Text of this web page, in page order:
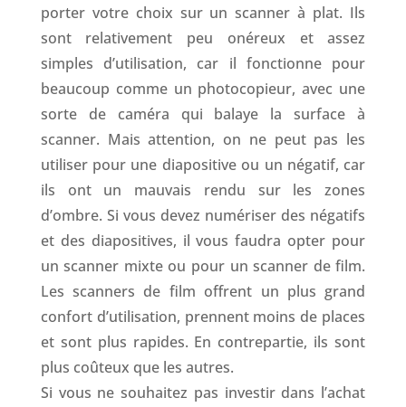
porter votre choix sur un scanner à plat. Ils
sont relativement peu onéreux et assez
simples d’utilisation, car il fonctionne pour
beaucoup comme un photocopieur, avec une
sorte de caméra qui balaye la surface à
scanner. Mais attention, on ne peut pas les
utiliser pour une diapositive ou un négatif, car
ils ont un mauvais rendu sur les zones
d’ombre. Si vous devez numériser des négatifs
et des diapositives, il vous faudra opter pour
un scanner mixte ou pour un scanner de film.
Les scanners de film offrent un plus grand
confort d’utilisation, prennent moins de places
et sont plus rapides. En contrepartie, ils sont
plus coûteux que les autres.
Si vous ne souhaitez pas investir dans l’achat